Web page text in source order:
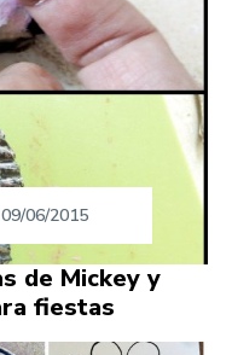
09/06/2015
de Mickey y
fiestas